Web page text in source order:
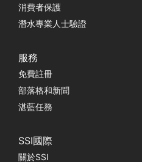
消費者保護
潛水專業人士驗證
服務
免費註冊
部落格和新聞
湛藍任務
SSI國際
關於SSI